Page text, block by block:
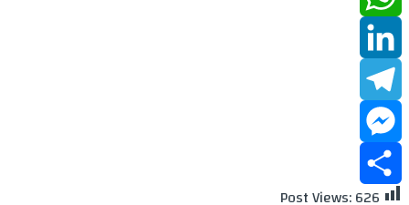
WhatsApp
LinkedIn
Telegram
Messenger
Post Views:626